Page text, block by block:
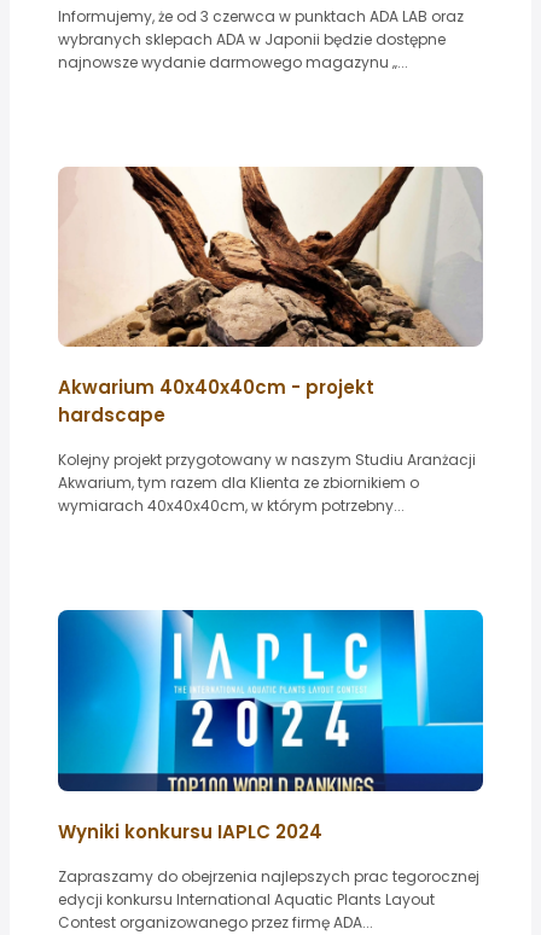
Informujemy, że od 3 czerwca w punktach ADA LAB oraz
wybranych sklepach ADA w Japonii będzie dostępne
najnowsze wydanie darmowego magazynu „...
Akwarium 40x40x40cm - projekt
hardscape
Kolejny projekt przygotowany w naszym Studiu Aranżacji
Akwarium, tym razem dla Klienta ze zbiornikiem o
wymiarach 40x40x40cm, w którym potrzebny...
Wyniki konkursu IAPLC 2024
Zapraszamy do obejrzenia najlepszych prac tegorocznej
edycji konkursu International Aquatic Plants Layout
Contest organizowanego przez firmę ADA...